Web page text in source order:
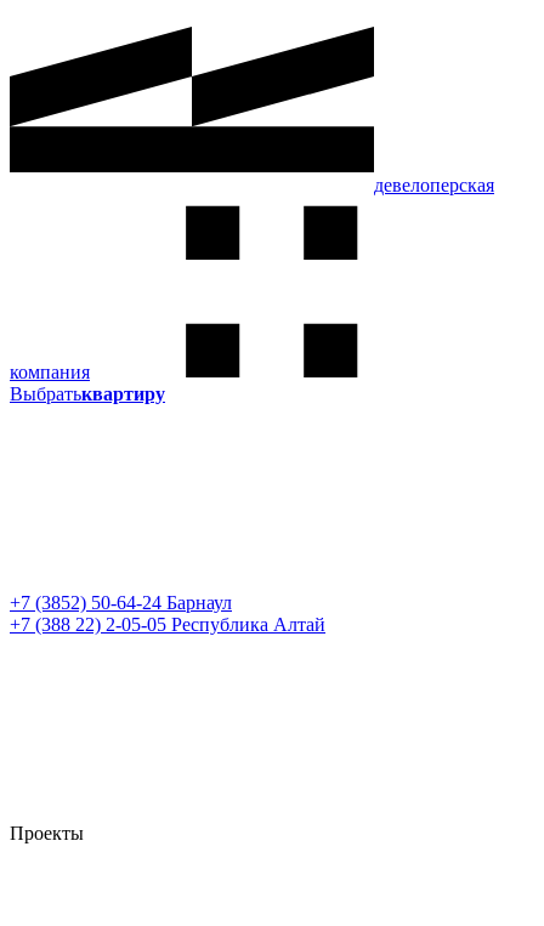
девелоперская
компания
Выбратьквартиру
+7 (3852) 50-64-24 Барнаул
+7 (388 22) 2-05-05 Республика Алтай
Проекты